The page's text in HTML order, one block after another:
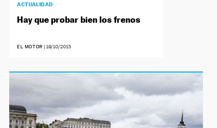
ACTUALIDAD
Hay que probar bien los frenos
EL MOTOR | 19/10/2015